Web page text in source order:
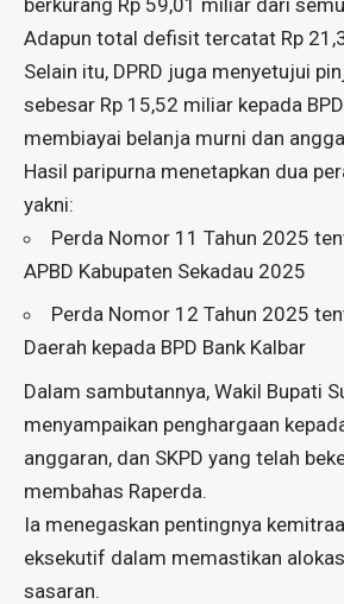
Adapun total defisit tercatat Rp
Selain itu, DPRD juga menyetujui
sebesar Rp 15,52 miliar kepada
membiayai belanja murni dan
Hasil paripurna menetapkan dua
yakni:
Perda Nomor 11 Tahun 2025
APBD Kabupaten Sekadau 2025
Perda Nomor 12 Tahun 2025
Daerah kepada BPD Bank Kalbar
Dalam sambutannya, Wakil Bupati
menyampaikan penghargaan
anggaran, dan SKPD yang telah
membahas Raperda.
Ia menegaskan pentingnya
eksekutif dalam memastikan
sasaran.